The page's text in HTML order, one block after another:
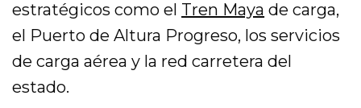
estratégicos como el Tren Maya de carga,
el Puerto de Altura Progreso, los servicios
de carga aérea y la red carretera del
estado.